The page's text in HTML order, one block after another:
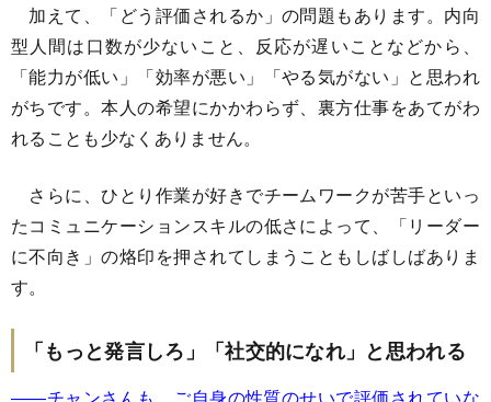
加えて、「どう評価されるか」の問題もあります。内向
型人間は口数が少ないこと、反応が遅いことなどから、
「能力が低い」「効率が悪い」「やる気がない」と思われ
がちです。本人の希望にかかわらず、裏方仕事をあてがわ
れることも少なくありません。
さらに、ひとり作業が好きでチームワークが苦手といっ
たコミュニケーションスキルの低さによって、「リーダー
に不向き」の烙印を押されてしまうこともしばしばありま
す。
「もっと発言しろ」「社交的になれ」と思われる
――チャンさんも、ご自身の性質のせいで評価されていな